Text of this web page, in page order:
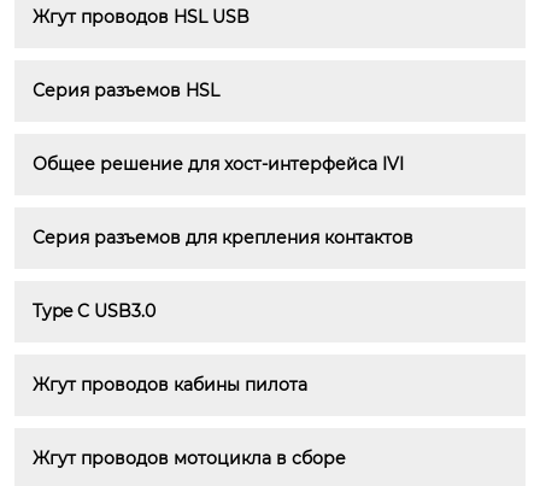
Жгут проводов HSL USB
Серия разъемов HSL
Общее решение для хост-интерфейса IVI
Серия разъемов для крепления контактов
Type C USB3.0
Жгут проводов кабины пилота
Жгут проводов мотоцикла в сборе